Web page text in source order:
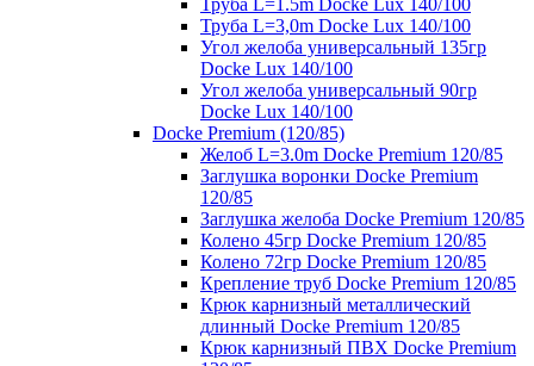
Труба L=1.5m Docke Lux 140/100
Труба L=3,0m Docke Lux 140/100
Угол желоба универсальный 135гр
Docke Lux 140/100
Угол желоба универсальный 90гр
Docke Lux 140/100
Docke Premium (120/85)
Желоб L=3.0m Docke Premium 120/85
Заглушка воронки Docke Premium
120/85
Заглушка желоба Docke Premium 120/85
Колено 45гр Docke Premium 120/85
Колено 72гр Docke Premium 120/85
Крепление труб Docke Premium 120/85
Крюк карнизный металлический
длинный Docke Premium 120/85
Крюк карнизный ПВХ Docke Premium